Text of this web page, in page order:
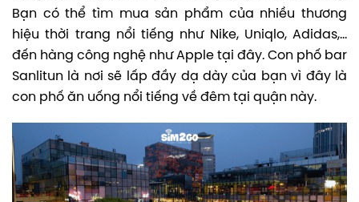
Bạn có thể tìm mua sản phẩm của nhiều thương
hiệu thời trang nổi tiếng như Nike, Uniqlo, Adidas,…
đến hàng công nghệ như Apple tại đây. Con phố bar
Sanlitun là nơi sẽ lấp đầy dạ dày của bạn vì đây là
con phố ăn uống nổi tiếng về đêm tại quận này.